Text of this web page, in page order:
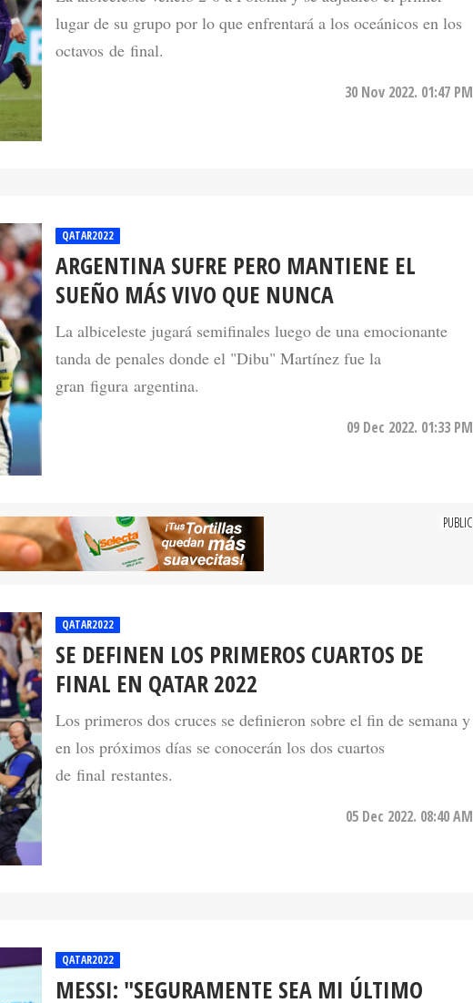
lugar de su grupo por lo que enfrentará a los oceánicos en los
octavos de final.
30 Nov 2022. 01:47 PM
QATAR2022
ARGENTINA SUFRE PERO MANTIENE EL
SUEÑO MÁS VIVO QUE NUNCA
La albiceleste jugará semifinales luego de una emocionante
tanda de penales donde el "Dibu" Martínez fue la
gran figura argentina.
09 Dec 2022. 01:33 PM
SE DEFINEN LOS PRIMEROS CUARTOS DE
FINAL EN QATAR 2022
Los primeros dos cruces se definieron sobre el fin de semana y
en los próximos días se conocerán los dos cuartos
de final restantes.
MESSI: "SEGURAMENTE SEA MI ÚLTIMO
MUNDIAL"